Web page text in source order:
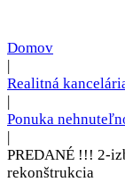
Domov
|
Realitná
|
Ponuka
|
PREDANÉ !!! 2-
rekonštrukcia